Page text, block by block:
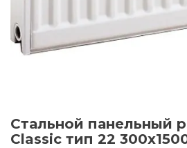
Стальной панельный
Classic тип 22